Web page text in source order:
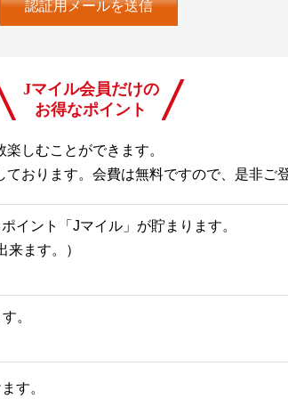
Jマイル会員だけの
お得なポイント
しむことができます。
おります。会費は無料ですので、是非ご
イント「Jマイル」が貯まります。
来ます。）
。
す。